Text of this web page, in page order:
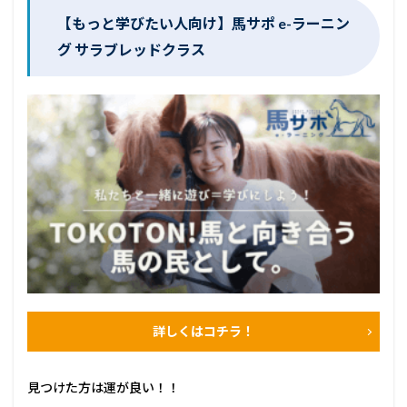
【もっと学びたい人向け】馬サポ e-ラーニン
グ サラブレッドクラス
詳しくはコチラ！
見つけた方は運が良い！！